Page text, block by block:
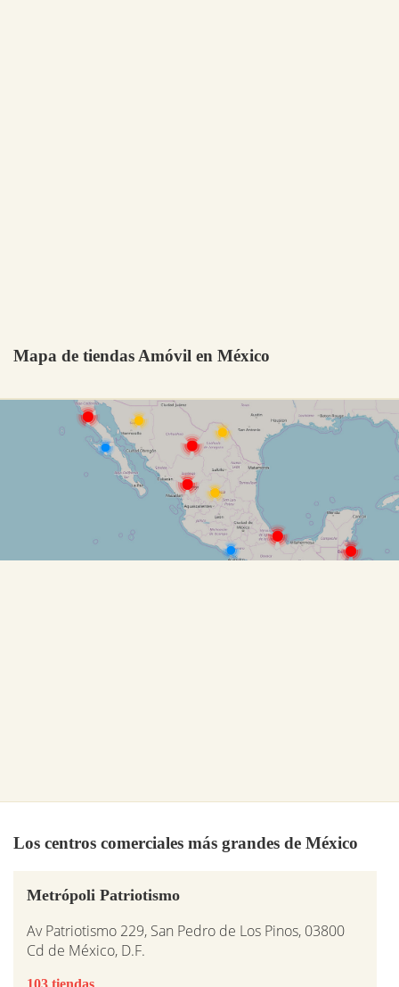
Mapa de tiendas Amóvil en México
Los centros comerciales más grandes de México
Metrópoli Patriotismo
Av Patriotismo 229, San Pedro de Los Pinos, 03800
Cd de México, D.F.